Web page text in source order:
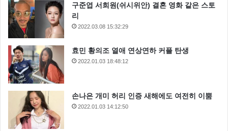
구준엽 서희원(쉬시위안) 결혼 영화 같은 스토
리
2022.03.08 15:32:29
효민 황의조 열애 연상연하 커플 탄생
2022.01.03 18:48:12
손나은 개미 허리 인증 새해에도 여전히 이뿜
2022.01.03 14:12:50